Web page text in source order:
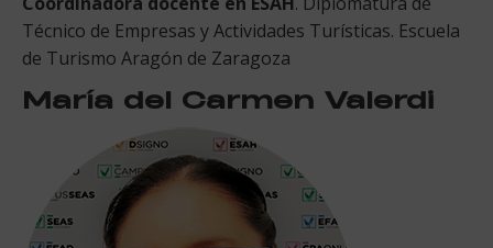
Técnico de Empresas y Actividades Turísticas. Escuela
de Turismo Aragón de Zaragoza
María del Carmen Valerdi